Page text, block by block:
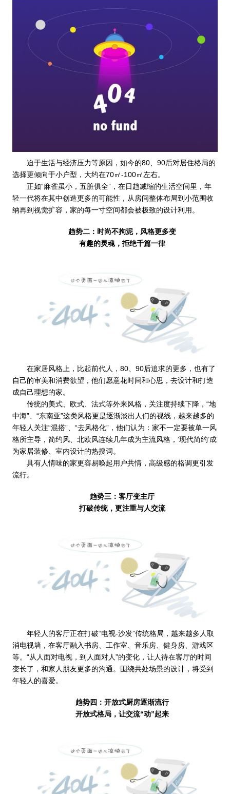
迫于生活与经济压力等原因，如今的80、90后对居住格局的
选择更倾向于小户型，大约在70㎡-100㎡左右。
正如“麻雀虽小，五脏俱全”，在日趋减缩的生活空间里，年
轻一代将在其中创造更多的可能性，从房间整体布局到小范围收
纳再到视觉扩容，家的每一寸空间都会被极致的设计利用。
趋势二：时尚不拘泥，风格更多变
有趣的灵魂，拒绝千篇一律
在家居风格上，比起前代人，80、90后追求的更多，也有了
自己的审美和消费欲望，他们愿意花时间和心思，去设计和打造
成自己理想的家。
传统的美式、欧式、法式等外来风格，关注度持续下降，“地
中海”、“东南亚”这类风格更是逐渐淡出人们的视线，越来越多的
年轻人关注“混搭”、“去风格化”，他们认为：家不一定要被单一风
格所主导，简约风、北欧风连续几年成为主流风格，‘现代简约’成
为家居装修、室内设计的热搜词。
具有人情味的家更容易唤起用户共情，高级感的格调更引发
流行。
趋势三：客厅变主厅
打破传统，更注重与人交流
年轻人的客厅正在打破“电视-沙发”传统格局，越来越多人取
消电视墙，在客厅融入书房、工作室、音乐房、健身房、游戏区
等。“从人面对电视，到人面对人”的变化，让人待在客厅的时间
变长了，和家人朋友更多的沟通。围绕共处场景的设计，将受到
年轻人的喜爱。
趋势四：开放式厨房逐渐流行
开放式格局，让交流“动”起来